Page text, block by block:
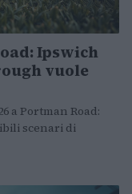
Ipswich
vuole
a Portman Road:
scenari di